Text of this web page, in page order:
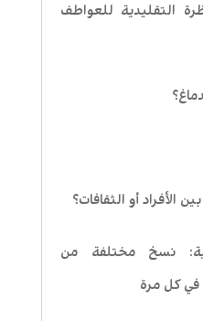
التقليدية للعواطف
الأفراد أو الثقافات؟
نسخ مختلفة من
في كل مرة